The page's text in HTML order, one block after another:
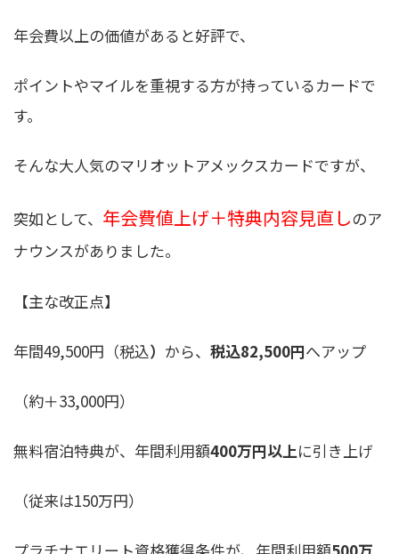
年会費以上の価値があると好評で、
ポイントやマイルを重視する方が持っているカードで
す。
そんな大人気のマリオットアメックスカードですが、
突如として、 年会費値上げ＋特典内容見直しのア
ナウンスがありました。
【主な改正点】
年間49,500円（税込） から、 税込82,500円へアップ
（約＋33,000円）
無料宿泊特典が、年間利用額400万円以上に引き上げ
（従来は150万円）